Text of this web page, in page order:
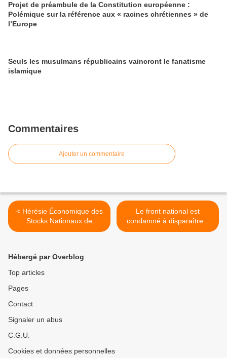
Projet de préambule de la Constitution européenne :
Polémique sur la référence aux « racines chrétiennes » de
l’Europe
Seuls les musulmans républicains vaincront le fanatisme
islamique
Commentaires
Ajouter un commentaire
< Hérésie Économique des
Stocks Nationaux de
Sécurité (SNS)
Le front national est
condamné à disparaître à
plus ou moins long terme !
Hébergé par Overblog
Top articles
Pages
Contact
Signaler un abus
C.G.U.
Cookies et données personnelles